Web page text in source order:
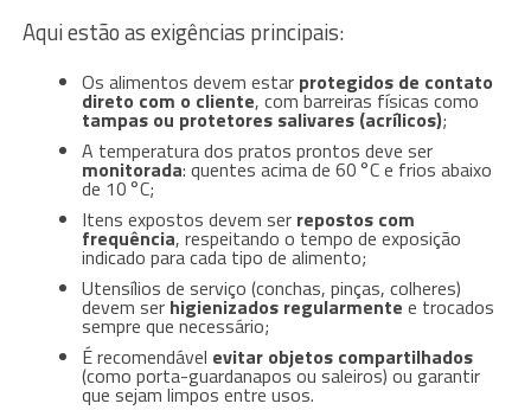
Aqui estão as exigências principais:
Os alimentos devem estar protegidos de contato
direto com o cliente, com barreiras físicas como
tampas ou protetores salivares (acrílicos);
A temperatura dos pratos prontos deve ser
monitorada: quentes acima de 60 °C e frios abaixo
de 10 °C;
Itens expostos devem ser repostos com
frequência, respeitando o tempo de exposição
indicado para cada tipo de alimento;
Utensílios de serviço (conchas, pinças, colheres)
devem ser higienizados regularmente e trocados
sempre que necessário;
É recomendável evitar objetos compartilhados
(como porta-guardanapos ou saleiros) ou garantir
que sejam limpos entre usos.